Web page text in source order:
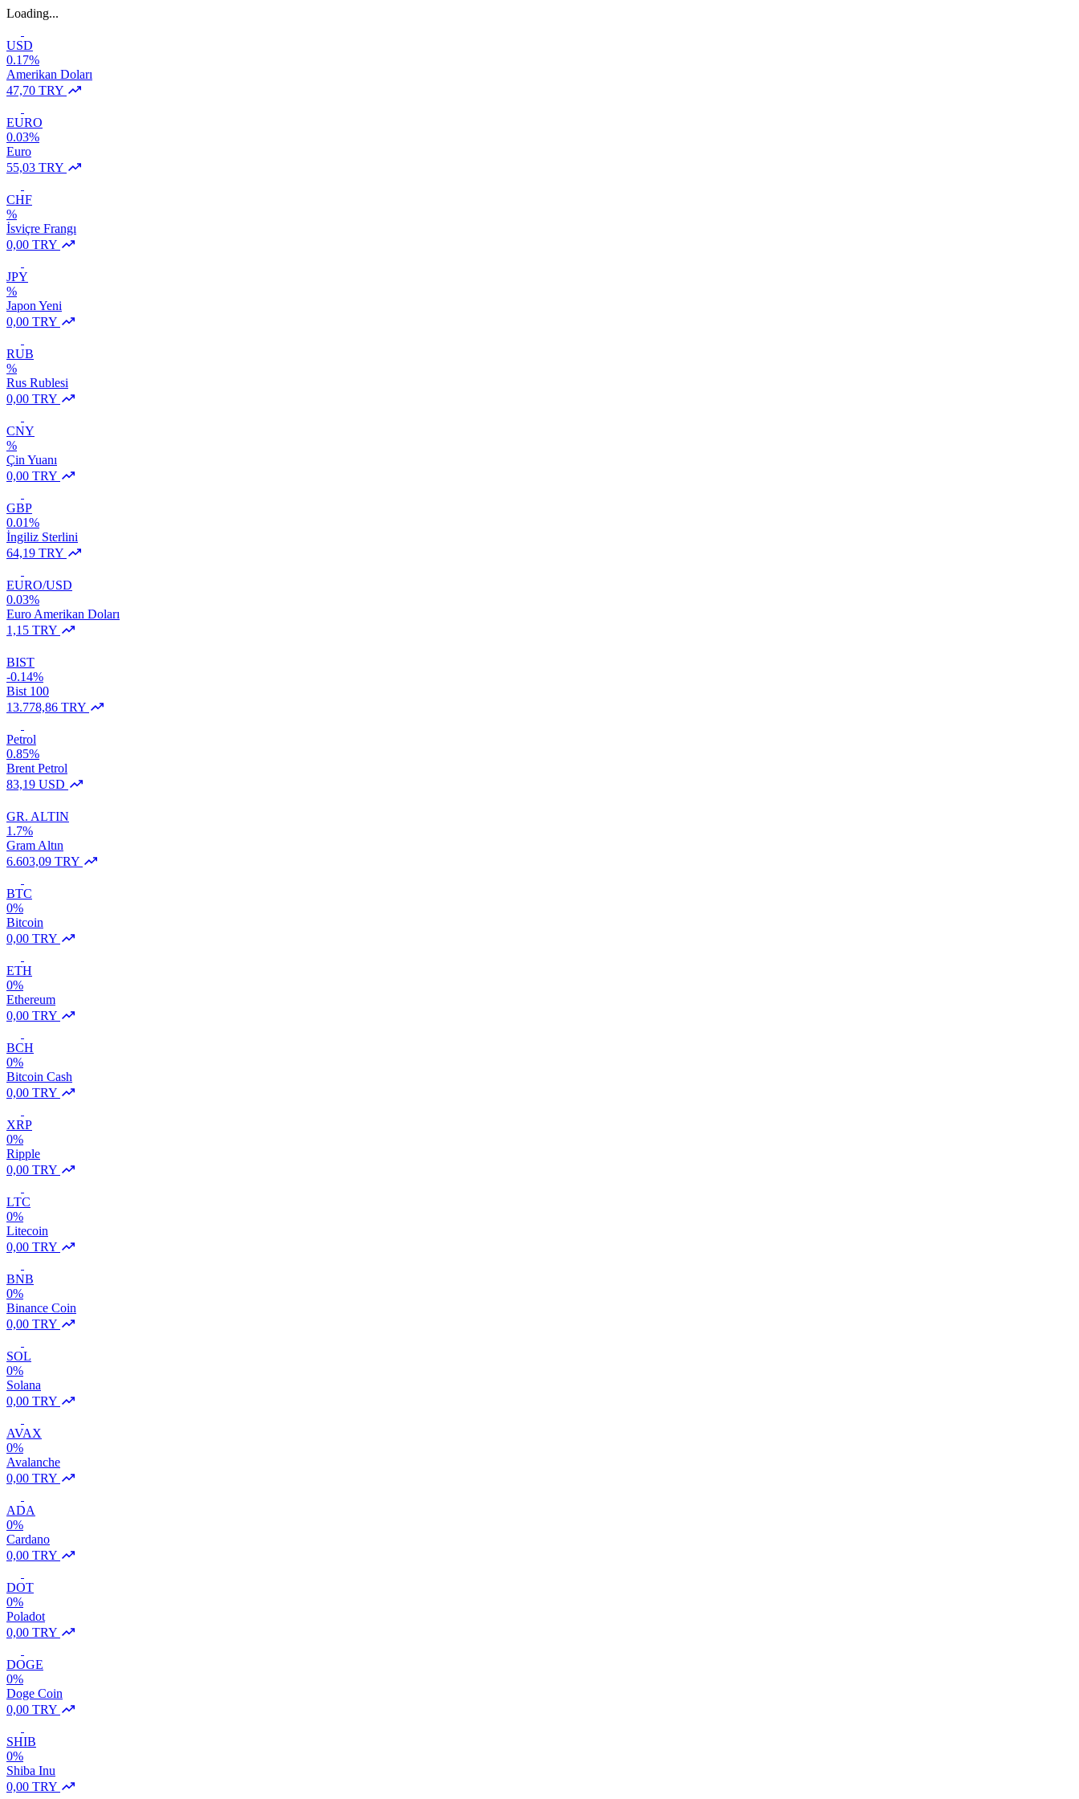
Loading...
USD
0.17%
Amerikan Doları
47,70 TRY
EURO
0.03%
Euro
55,03 TRY
CHF
%
İsviçre Frangı
0,00 TRY
JPY
%
Japon Yeni
0,00 TRY
RUB
%
Rus Rublesi
0,00 TRY
CNY
%
Çin Yuanı
0,00 TRY
GBP
0.01%
İngiliz Sterlini
64,19 TRY
EURO/USD
0.03%
Euro Amerikan Doları
1,15 TRY
BIST
-0.14%
Bist 100
13.778,86 TRY
Petrol
0.85%
Brent Petrol
83,19 USD
GR. ALTIN
1.7%
Gram Altın
6.603,09 TRY
BTC
0%
Bitcoin
0,00 TRY
ETH
0%
Ethereum
0,00 TRY
BCH
0%
Bitcoin Cash
0,00 TRY
XRP
0%
Ripple
0,00 TRY
LTC
0%
Litecoin
0,00 TRY
BNB
0%
Binance Coin
0,00 TRY
SOL
0%
Solana
0,00 TRY
AVAX
0%
Avalanche
0,00 TRY
ADA
0%
Cardano
0,00 TRY
DOT
0%
Poladot
0,00 TRY
DOGE
0%
Doge Coin
0,00 TRY
SHIB
0%
Shiba Inu
0,00 TRY